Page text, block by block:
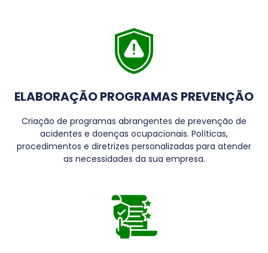
ELABORAÇÃO PROGRAMAS PREVENÇÃO
Criação de programas abrangentes de prevenção de
acidentes e doenças ocupacionais. Políticas,
procedimentos e diretrizes personalizadas para atender
as necessidades da sua empresa.